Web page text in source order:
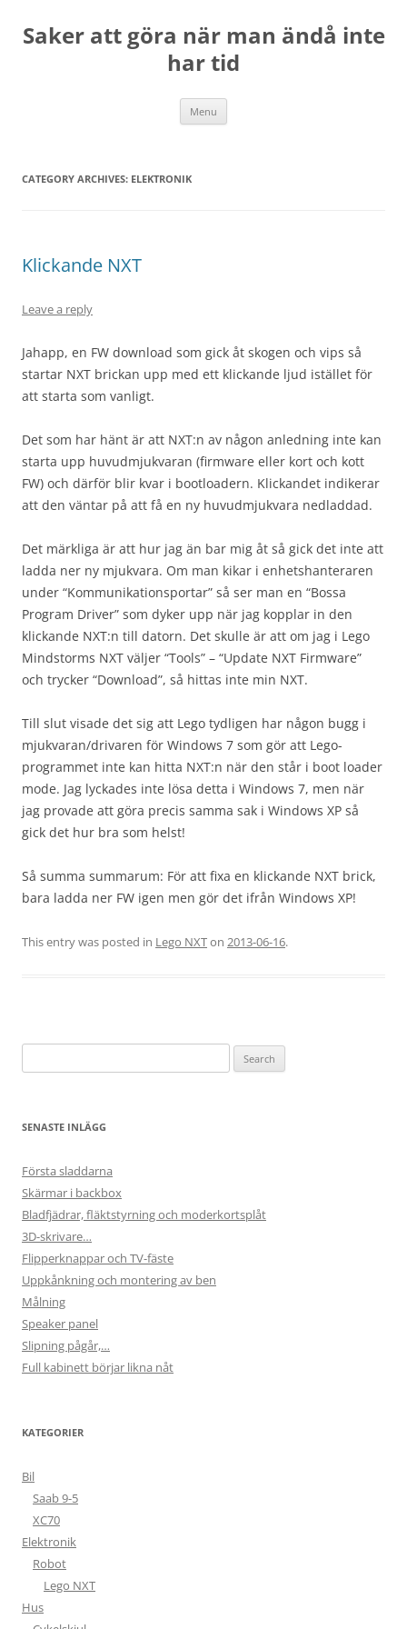
content
Saker att göra när man ändå inte
har tid
Menu
CATEGORY ARCHIVES: ELEKTRONIK
Klickande NXT
Leave a reply
Jahapp, en FW download som gick åt skogen och vips så
startar NXT brickan upp med ett klickande ljud istället för
att starta som vanligt.
Det som har hänt är att NXT:n av någon anledning inte kan
starta upp huvudmjukvaran (firmware eller kort och kott
FW) och därför blir kvar i bootloadern. Klickandet indikerar
att den väntar på att få en ny huvudmjukvara nedladdad.
Det märkliga är att hur jag än bar mig åt så gick det inte att
ladda ner ny mjukvara. Om man kikar i enhetshanteraren
under “Kommunikationsportar” så ser man en “Bossa
Program Driver” som dyker upp när jag kopplar in den
klickande NXT:n till datorn. Det skulle är att om jag i Lego
Mindstorms NXT väljer “Tools” – “Update NXT Firmware”
och trycker “Download”, så hittas inte min NXT.
Till slut visade det sig att Lego tydligen har någon bugg i
mjukvaran/drivaren för Windows 7 som gör att Lego-
programmet inte kan hitta NXT:n när den står i boot loader
mode. Jag lyckades inte lösa detta i Windows 7, men när
jag provade att göra precis samma sak i Windows XP så
gick det hur bra som helst!
Så summa summarum: För att fixa en klickande NXT brick,
bara ladda ner FW igen men gör det ifrån Windows XP!
This entry was posted in Lego NXTon 2013-06-16.
for:
SENASTE INLÄGG
Första sladdarna
Skärmar i backbox
Bladfjädrar, fläktstyrning och moderkortsplåt
3D-skrivare…
Flipperknappar och TV-fäste
Uppkånkning och montering av ben
Målning
Speaker panel
Slipning pågår,…
Full kabinett börjar likna nåt
KATEGORIER
Bil
Saab 9-5
XC70
Elektronik
Robot
Lego NXT
Hus